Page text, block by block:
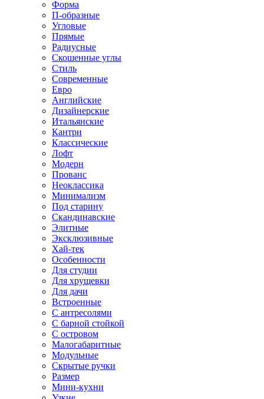
Форма
П-образные
Угловые
Прямые
Радиусные
Скошенные углы
Стиль
Современные
Евро
Английские
Дизайнерские
Итальянские
Кантри
Классические
Лофт
Модерн
Прованс
Неоклассика
Минимализм
Под старину
Скандинавские
Элитные
Эксклюзивные
Хай-тек
Особенности
Для студии
Для хрущевки
Для дачи
Встроенные
С антресолями
С барной стойкой
С островом
Малогабаритные
Модульные
Скрытые ручки
Размер
Мини-кухни